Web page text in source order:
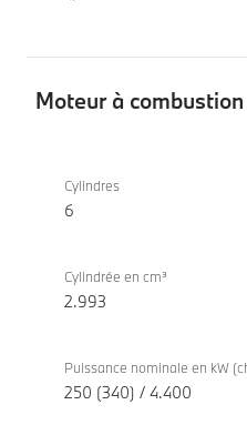
Moteur à
combustion
xDrive40d
Cylindres
6
Cylindrée en cm³
2.993
Puissance nominale en kW
250 (340) / 4.400